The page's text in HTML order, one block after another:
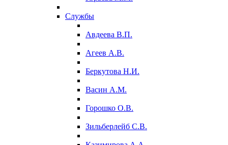
Службы
Авдеева В.П.
Агеев А.В.
Беркутова Н.И.
Васин А.М.
Горошко О.В.
Зильберлейб С.В.